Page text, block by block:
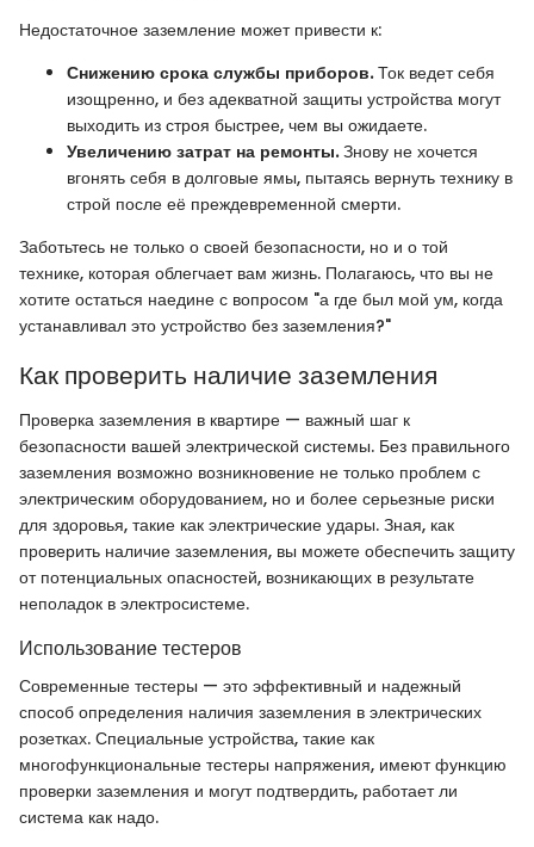
Недостаточное заземление может привести к:
Снижению срока службы приборов.Ток ведет себя
изощренно, и без адекватной защиты устройства могут
выходить из строя быстрее, чем вы ожидаете.
Увеличению затрат на ремонты.Знову не хочется
вгонять себя в долговые ямы, пытаясь вернуть технику в
строй после её преждевременной смерти.
Заботьтесь не только о своей безопасности, но и о той
технике, которая облегчает вам жизнь. Полагаюсь, что вы не
хотите остаться наедине с вопросом "а где был мой ум, когда
устанавливал это устройство без заземления?"
Как проверить наличие заземления
Проверка заземления в квартире — важный шаг к
безопасности вашей электрической системы. Без правильного
заземления возможно возникновение не только проблем с
электрическим оборудованием, но и более серьезные риски
для здоровья, такие как электрические удары. Зная, как
проверить наличие заземления, вы можете обеспечить защиту
от потенциальных опасностей, возникающих в результате
неполадок в электросистеме.
Использование тестеров
Современные тестеры — это эффективный и надежный
способ определения наличия заземления в электрических
розетках. Специальные устройства, такие как
многофункциональные тестеры напряжения, имеют функцию
проверки заземления и могут подтвердить, работает ли
система как надо.